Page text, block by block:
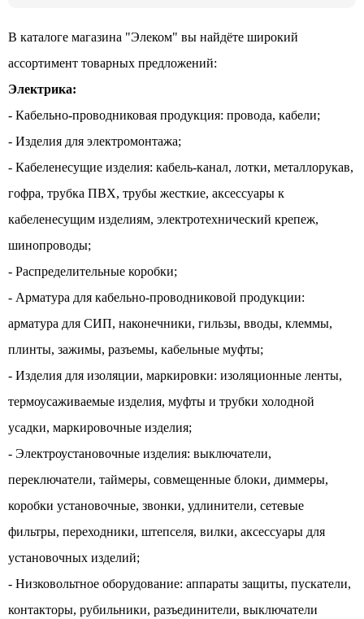
В каталоге магазина "Элеком" вы найдёте широкий
ассортимент товарных предложений:
Электрика:
- Кабельно-проводниковая продукция: провода, кабели;
- Изделия для электромонтажа;
- Кабеленесущие изделия: кабель-канал, лотки, металлорукав,
гофра, трубка ПВХ, трубы жесткие, аксессуары к
кабеленесущим изделиям, электротехнический крепеж,
шинопроводы;
- Распределительные коробки;
- Арматура для кабельно-проводниковой продукции:
арматура для СИП, наконечники, гильзы, вводы, клеммы,
плинты, зажимы, разъемы, кабельные муфты;
- Изделия для изоляции, маркировки: изоляционные ленты,
термоусаживаемые изделия, муфты и трубки холодной
усадки, маркировочные изделия;
- Электроустановочные изделия: выключатели,
переключатели, таймеры, совмещенные блоки, диммеры,
коробки установочные, звонки, удлинители, сетевые
фильтры, переходники, штепселя, вилки, аксессуары для
установочных изделий;
- Низковольтное оборудование: аппараты защиты, пускатели,
контакторы, рубильники, разъединители, выключатели